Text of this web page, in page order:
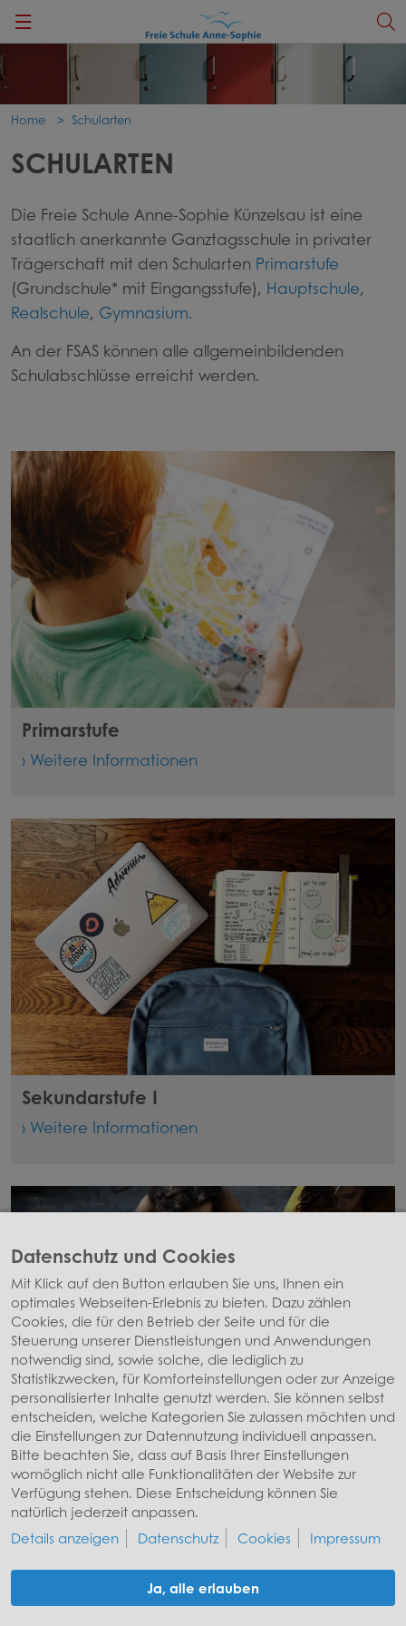
Zurück
Schule
Schulträger
Auszeichnungen
Gremien
Impressionen
Mitarbeiter*innen
Zurück
MINT-Kompass
Begabtenstipendium
Berufs- und Studienorientierung
Zurück
Primarstufe
Sekundarstufe I
Zurück
Informationsveranstaltungen
Ferienkalender
Speiseplan
News
WebUntis
Zurück
Anmeldung
Kontakt
Zurück
Deutsch
Home Schularten
SCHULARTEN
Die Freie Schule Anne-Sophie Künzelsau ist eine
staatlich anerkannte Ganztagsschule in privater
Trägerschaft mit den Schularten Primarstufe
(Grundschule* mit Eingangsstufe), Hauptschule,
Realschule, Gymnasium.
An der FSAS können alle allgemeinbildenden
Schulabschlüsse erreicht werden.
Primarstufe
› Weitere Informationen
Sekundarstufe I
› Weitere Informationen
Sekundarstufe II
› Weitere Informationen
Datenschutz und Cookies
Mit Klick auf den Button erlauben Sie uns, Ihnen ein
optimales Webseiten-Erlebnis zu bieten. Dazu zählen
Cookies, die für den Betrieb der Seite und für die
Steuerung unserer Dienstleistungen und Anwendungen
notwendig sind, sowie solche, die lediglich zu
Statistikzwecken, für Komforteinstellungen oder zur Anzeige
personalisierter Inhalte genutzt werden. Sie können selbst
entscheiden, welche Kategorien Sie zulassen möchten und
die Einstellungen zur Datennutzung individuell anpassen.
Bitte beachten Sie, dass auf Basis Ihrer Einstellungen
womöglich nicht alle Funktionalitäten der Website zur
Verfügung stehen. Diese Entscheidung können Sie
natürlich jederzeit anpassen.
Details anzeigen
Datenschutz Cookies Impressum
Ja, alle erlauben